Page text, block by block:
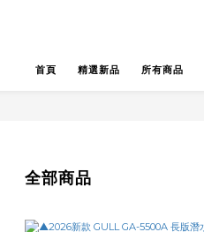
首頁 精選新品 所有商品
全部商品